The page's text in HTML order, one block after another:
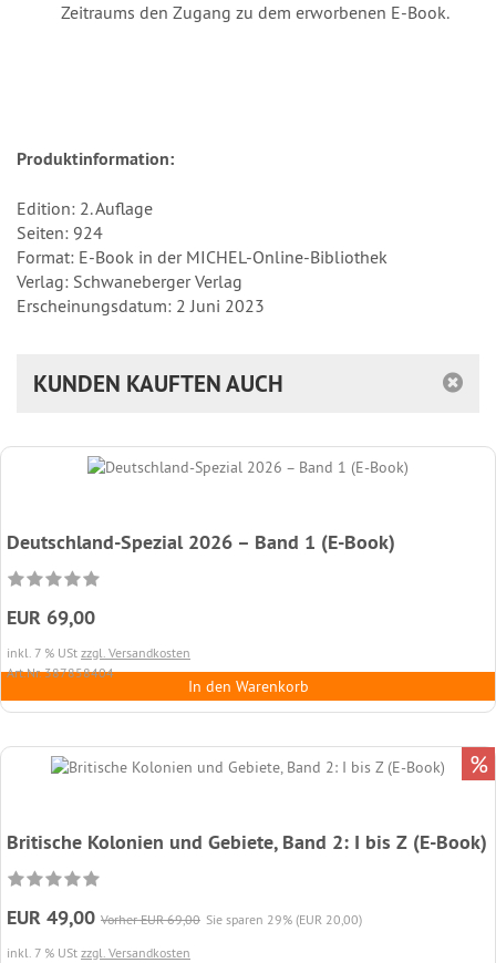
Zeitraums den Zugang zu dem erworbenen E-Book.
Produktinformation:
Edition: 2. Auflage
Seiten: 924
Format: E-Book in der MICHEL-Online-Bibliothek
Verlag: Schwaneberger Verlag
Erscheinungsdatum: 2 Juni 2023
KUNDEN KAUFTEN AUCH
Deutschland-Spezial 2026 – Band 1 (E-Book)
EUR 69,00
inkl. 7 % USt zzgl. Versandkosten
Art.Nr. 387858404
In den Warenkorb
Britische Kolonien und Gebiete, Band 2: I bis Z (E-Book)
EUR 49,00 Vorher EUR 69,00 Sie sparen 29% (EUR 20,00)
inkl. 7 % USt zzgl. Versandkosten
%